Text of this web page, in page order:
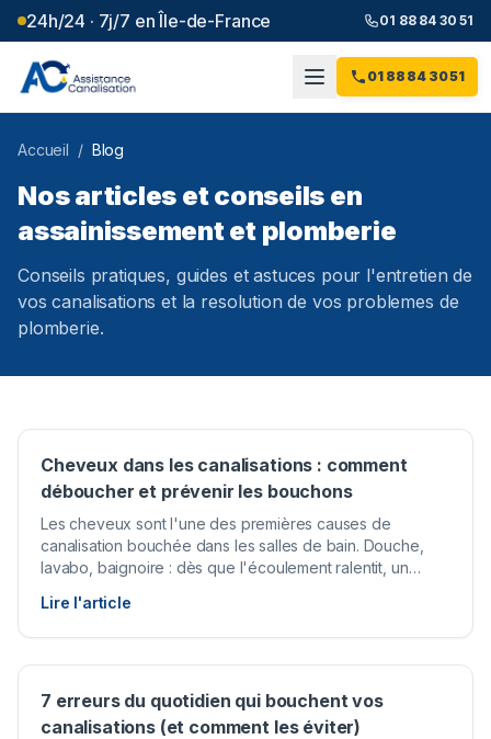
24h/24 · 7j/7 en Île-de-France 01 88 84 30 51
01 88 84 30 51
Accueil / Blog
Nos articles et conseils en
assainissement et plomberie
Conseils pratiques, guides et astuces pour l'entretien de
vos canalisations et la resolution de vos problemes de
plomberie.
Cheveux dans les canalisations : comment
déboucher et prévenir les bouchons
Les cheveux sont l'une des premières causes de
canalisation bouchée dans les salles de bain. Douche,
lavabo, baignoire : dès que l'écoulement ralentit, un
vous propose des solutions concrètes, du geste simple à
la main jusqu'à l'intervention d'un plombier professionnel,
Lire l'article
7 erreurs du quotidien qui bouchent vos
canalisations (et comment les éviter)